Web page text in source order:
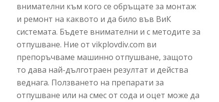
внимателни към кого се обръщате за монтаж
и ремонт на каквото и да било във ВиК
системата. Бъдете внимателни и с методите за
отпушване. Ние от vikplovdiv.com ви
препоръчваме машинно отпушване, защото
то дава най-дълготраен резултат и действа
веднага. Ползването на препарати за
отпушване или на смес от сода и оцет може да